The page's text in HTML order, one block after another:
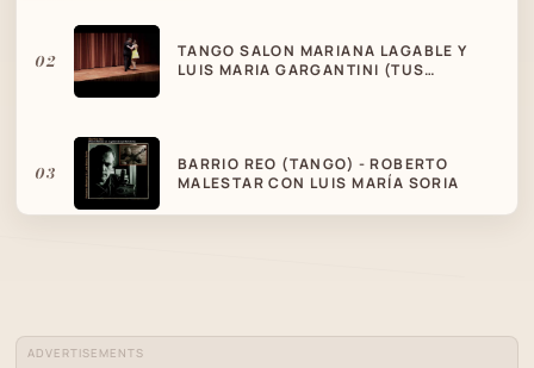
02
TANGO SALON MARIANA LAGABLE Y
LUIS MARIA GARGANTINI (TUS
03
BARRIO REO (TANGO) - ROBERTO
MALESTAR CON LUIS MARÍA SORIA
ADVERTISEMENTS